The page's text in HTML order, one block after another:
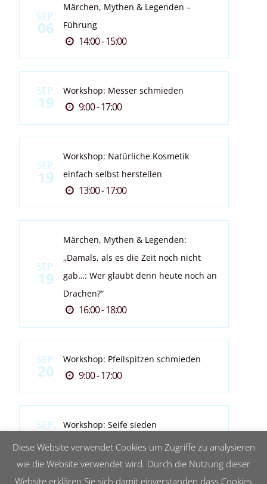
SEP.
06
Märchen, Mythen & Legenden –
Führung
14:00 - 15:00
SEP.
19
Workshop: Messer schmieden
9:00 - 17:00
SEP.
19
Workshop: Natürliche Kosmetik
einfach selbst herstellen
13:00 - 17:00
SEP.
19
Märchen, Mythen & Legenden:
„Damals, als es die Zeit noch nicht
gab…: Wer glaubt denn heute noch an
Drachen?“
16:00 - 18:00
SEP.
20
Workshop: Pfeilspitzen schmieden
9:00 - 17:00
SEP.
20
Workshop: Seife sieden
13:00 - 17:00
Diese Website verwendet Cookies um Zugriffe zu analysieren
wie die Website verwendet wird. Durch die Nutzung dieser
Website erklären Sie sich damit einverstanden dass Cookies